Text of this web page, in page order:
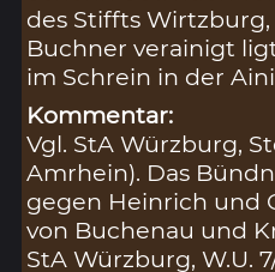
des Stiffts
Buchner verainigt
im Schrein in der
Kommentar:
Vgl. StA Würzburg,
Amrhein). Das
gegen Heinrich und
von Buchenau und
StA Würzburg, W.U.